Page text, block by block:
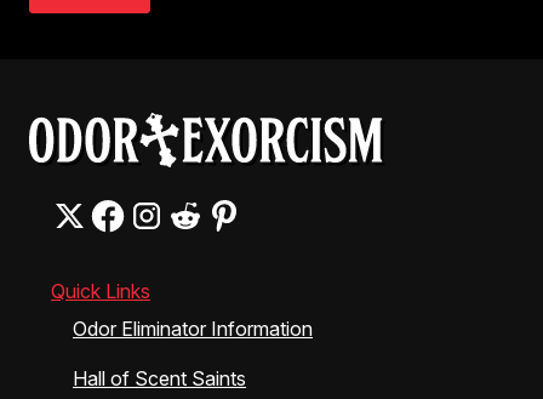
Quick Links
Odor Eliminator Information
Hall of Scent Saints